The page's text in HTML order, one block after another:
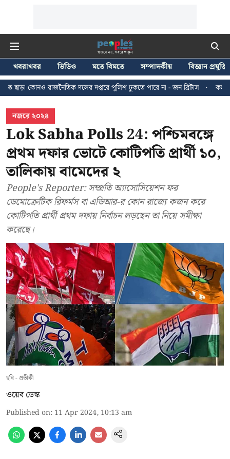
খবরাখবর ভিডিও মতে বিমতে সম্পাদকীয়
বিজ্ঞান প্রযুক্তি
দলের দপ্তরে পুলিশ ঢুকতে পারে না - জন ব্রিটাস
কলকাতায় ২৪ জুলাইয়ের
নজরে ২০২৪
Lok Sabha Polls 24: পশ্চিমবঙ্গে
প্রথম দফার ভোটে কোটিপতি প্রার্থী ১০,
তালিকায় বামেদের ২
People's Reporter: সম্প্রতি অ্যাসোসিয়েশন ফর
ডেমোক্রেটিক রিফর্মস বা এডিআর-র কোন রাজ্যে কজন করে
কোটিপতি প্রার্থী প্রথম দফায় নির্বাচন লড়ছেন তা নিয়ে সমীক্ষা
করেছে।
ছবি - প্রতীকী
ওয়েব ডেস্ক
Published on: 11 Apr 2024, 10:13 am